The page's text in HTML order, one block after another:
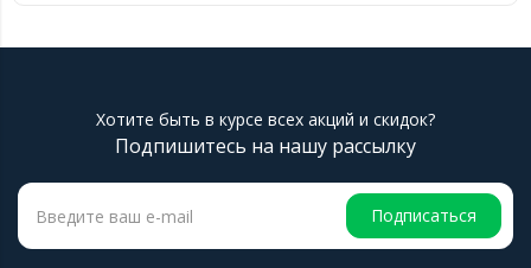
Хотите быть в курсе всех акций и скидок?
Подпишитесь на нашу рассылку
Подписаться